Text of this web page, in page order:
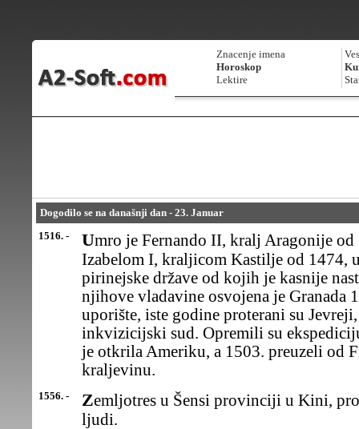
Znacenje imena
Horoskop
Lektire
Dogodilo se na današnji dan - 23. Januar
1516. -
Umro je Fernando II, kralj Aragonije od 1479, koji je sa ženom
Izabelom I, kraljicom Kastilje od 1474,
pirinejske države od kojih je kasnije
njihove vladavine osvojena je Granada
uporište, iste godine proterani su
inkvizicijski sud. Opremili su
je otkrila Ameriku, a 1503. preuzeli od
kraljevinu.
1556. - Zemljotres u Šensi provinciji u Kini, prouzrokovao je smrt 830,000
ljudi.